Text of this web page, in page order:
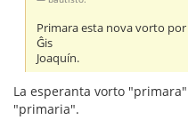
Primara esta nova vorto
Ĝis
Joaquín.
La esperanta vorto
"primaria".